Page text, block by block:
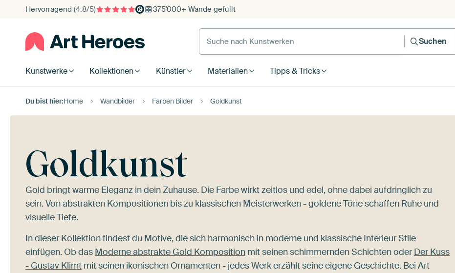
Hervorragend (4.8/5) 375'000+ Wände gefüllt
Suche nach Kunstwerken
Suchen
Kunstwerke Kollektionen Künstler Materialien Tipps & Tricks
Du bist hier:Home Wandbilder Farben Bilder Goldkunst
Goldkunst
Gold bringt warme Eleganz in dein Zuhause. Die Farbe wirkt zeitlos und edel, ohne dabei aufdringlich zu
sein. Von abstrakten Kompositionen bis zu klassischen Meisterwerken - goldene Töne schaffen Ruhe und
visuelle Tiefe.
In dieser Kollektion findest du Motive, die sich harmonisch in moderne und klassische Interieur Stile
einfügen. Ob das Moderne abstrakte Gold Komposition mit seinen schimmernden Schichten oderDer Kuss
- Gustav Klimt mit seinen ikonischen Ornamenten - jedes Werk erzählt seine eigene Geschichte. Bei Art